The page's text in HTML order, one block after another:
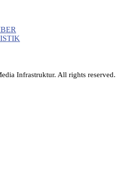
Infrastruktur. All rights reserved.